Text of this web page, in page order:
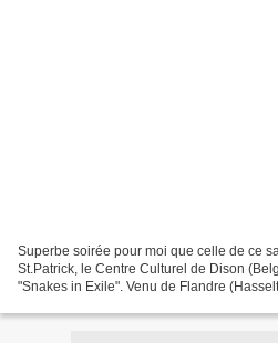
Superbe soirée pour moi que celle de ce
St.Patrick, le Centre Culturel de Dison
"Snakes in Exile". Venu de Flandre